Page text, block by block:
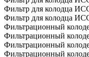
Фильтр для колодца
Фильтр для колодца
Фильтрационный
Фильтрационный
Фильтрационный
Фильтрационный